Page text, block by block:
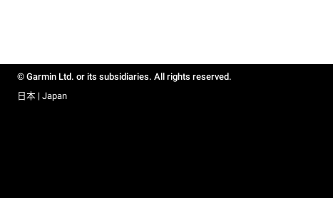
© Garmin Ltd. or its subsidiaries. All rights reserved.
日本 | Japan